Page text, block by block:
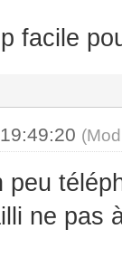
facile
peu
ne